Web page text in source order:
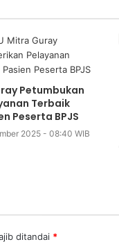
Petumbukan
Terbaik
Peserta BPJS
2025 - 08:40 WIB
ditandai *